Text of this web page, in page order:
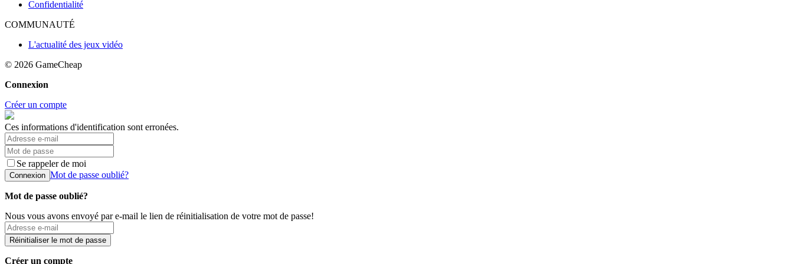
Confidentialité
COMMUNAUTÉ
L'actualité des jeux vidéo
© 2026 GameCheap
Connexion
Créer un compte
Ces informations d'identification sont erronées.
Se rappeler de moi
Connexion Mot de passe oublié?
Mot de passe oublié?
Nous vous avons envoyé par e-mail le lien de réinitialisation de votre mot de passe!
Réinitialiser le mot de passe
Créer un compte